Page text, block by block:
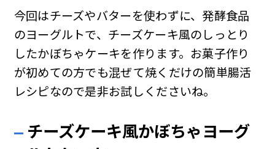
今回はチーズやバターを使わずに、発酵食品
のヨーグルトで、チーズケーキ風のしっとり
したかぼちゃケーキを作ります。お菓子作り
が初めての方でも混ぜて焼くだけの簡単腸活
レシピなので是非お試しくださいね。
チーズケーキ風かぼちゃヨーグ